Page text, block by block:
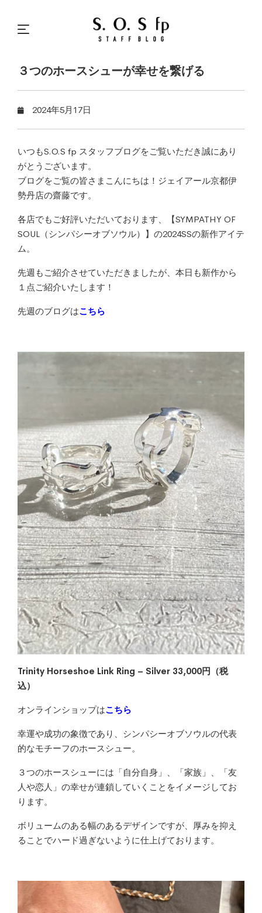
３つのホースシューが幸せを繋げる
2024年5月17日
いつもS.O.S fp スタッフブログをご覧いただき誠にあり
がとうございます。
ブログをご覧の皆さまこんにちは！ジェイアール京都伊
勢丹店の齋藤です。
各店でもご好評いただいております、【SYMPATHY OF
SOUL（シンパシーオブソウル）】の2024SSの新作アイテ
ム。
先週もご紹介させていただきましたが、本日も新作から
１点ご紹介いたします！
先週のブログはこちら
Trinity Horseshoe Link Ring – Silver 33,000円（税
込）
オンラインショップはこちら
幸運や成功の象徴であり、シンパシーオブソウルの代表
的なモチーフのホースシュー。
３つのホースシューには「自分自身」、「家族」、「友
人や恋人」の幸せが連鎖していくことをイメージしてお
ります。
ボリュームのある幅のあるデザインですが、厚みを抑え
ることでハード過ぎないように仕上げております。